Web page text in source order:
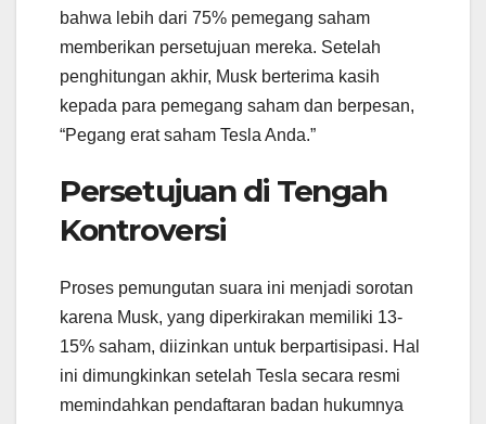
bahwa lebih dari 75% pemegang saham
memberikan persetujuan mereka. Setelah
penghitungan akhir, Musk berterima kasih
kepada para pemegang saham dan berpesan,
“Pegang erat saham Tesla Anda.”
Persetujuan di Tengah
Kontroversi
Proses pemungutan suara ini menjadi sorotan
karena Musk, yang diperkirakan memiliki 13-
15% saham, diizinkan untuk berpartisipasi. Hal
ini dimungkinkan setelah Tesla secara resmi
memindahkan pendaftaran badan hukumnya